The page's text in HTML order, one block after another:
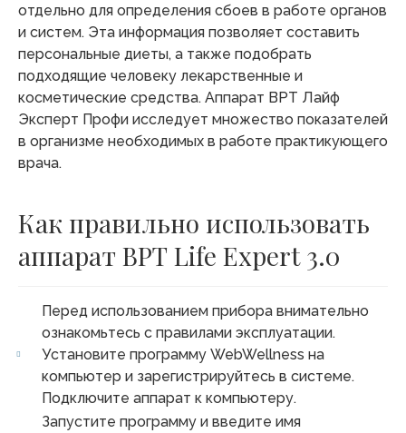
отдельно для определения сбоев в работе органов
и систем. Эта информация позволяет составить
персональные диеты, а также подобрать
подходящие человеку лекарственные и
косметические средства. Аппарат ВРТ Лайф
Эксперт Профи исследует множество показателей
в организме необходимых в работе практикующего
врача.
Как правильно использовать
аппарат ВРТ Life Expert 3.0
Перед использованием прибора внимательно
ознакомьтесь с правилами эксплуатации.
Установите программу WebWellness на
компьютер и зарегистрируйтесь в системе.
Подключите аппарат к компьютеру.
Запустите программу и введите имя